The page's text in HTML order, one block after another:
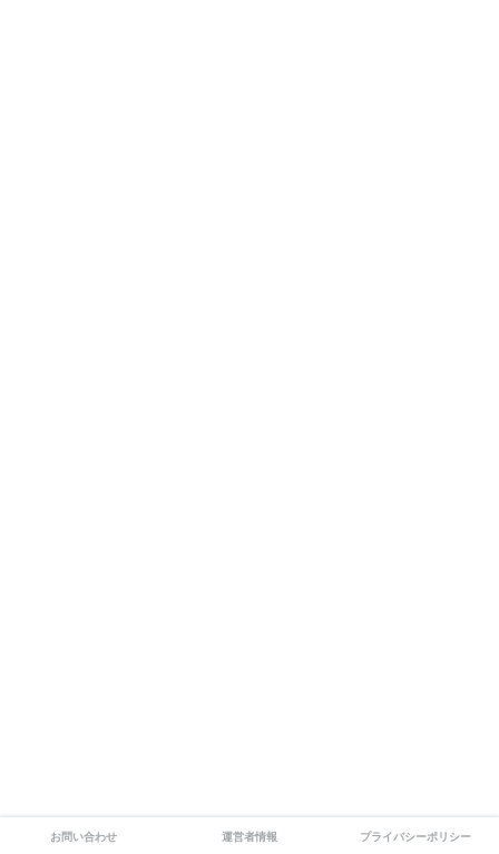
お問い合わせ 運営者情報 プライバシーポリシー